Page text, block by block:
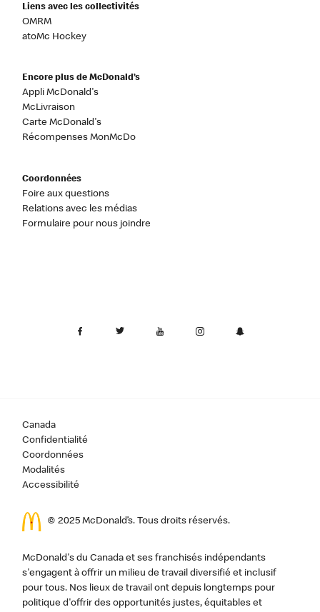
Liens avec les collectivités
OMRM
atoMc Hockey
Encore plus de McDonald’s
Appli McDonald's
McLivraison
Carte McDonald's
Récompenses MonMcDo
Coordonnées
Foire aux questions
Relations avec les médias
Formulaire pour nous joindre
Canada
Confidentialité
Coordonnées
Modalités
Accessibilité
© 2025 McDonald’s. Tous droits réservés.
McDonald's du Canada et ses franchisés indépendants
s'engagent à offrir un milieu de travail diversifié et inclusif
pour tous. Nos lieux de travail ont depuis longtemps pour
politique d'offrir des opportunités justes, équitables et